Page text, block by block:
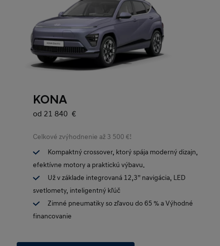
KONA
od 21 840 €
Celkové zvýhodnenie až 3 500 €!
Kompaktný crossover, ktorý spája moderný dizajn,
efektívne motory a praktickú výbavu.
Už v základe integrovaná 12,3” navigácia, LED
svetlomety, inteligentný kľúč
Zimné pneumatiky so zľavou do 65 % a Výhodné
financovanie